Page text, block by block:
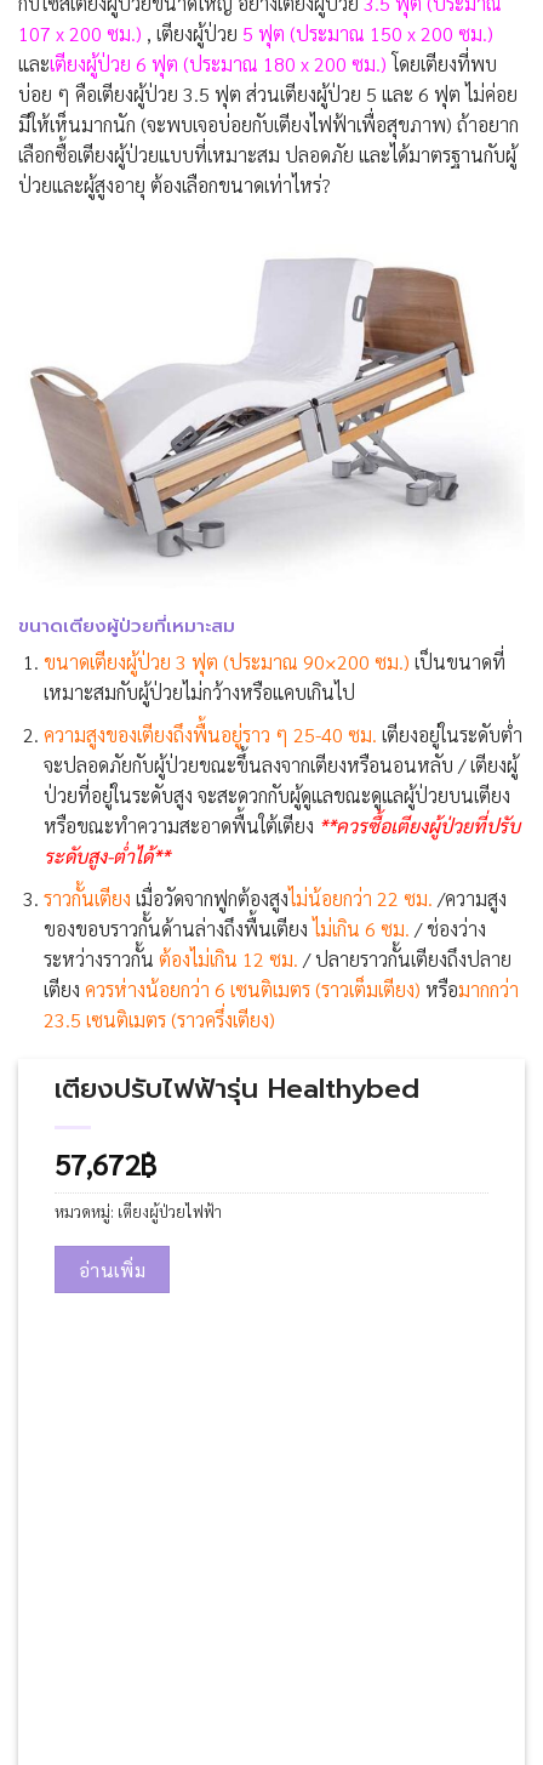
107 x 200 ซม.) , เตียงผู้ป่วย 5 ฟุต (ประมาณ 150 x 200 ซม.)
และเตียงผู้ป่วย 6 ฟุต (ประมาณ 180 x 200 ซม.) โดยเตียงที่พบ
บ่อย ๆ คือเตียงผู้ป่วย 3.5 ฟุต ส่วนเตียงผู้ป่วย 5 และ 6 ฟุต ไม่ค่อย
มีให้เห็นมากนัก (จะพบเจอบ่อยกับเตียงไฟฟ้าเพื่อสุขภาพ) ถ้าอยาก
เลือกซื้อเตียงผู้ป่วยแบบที่เหมาะสม ปลอดภัย และได้มาตรฐานกับผู้
ป่วยและผู้สูงอายุ ต้องเลือกขนาดเท่าไหร่?
ขนาดเตียงผู้ป่วยที่เหมาะสม
ขนาดเตียงผู้ป่วย 3 ฟุต (ประมาณ 90×200 ซม.) เป็นขนาดที่
เหมาะสมกับผู้ป่วยไม่กว้างหรือแคบเกินไป
ความสูงของเตียงถึงพื้นอยู่ราว ๆ 25-40 ซม. เตียงอยู่ในระดับต่ำ
จะปลอดภัยกับผู้ป่วยขณะขึ้นลงจากเตียงหรือนอนหลับ / เตียงผู้
ป่วยที่อยู่ในระดับสูง จะสะดวกกับผู้ดูแลขณะดูแลผู้ป่วยบนเตียง
หรือขณะทำความสะอาดพื้นใต้เตียง **ควรซื้อเตียงผู้ป่วยที่ปรับ
ระดับสูง-ต่ำได้**
ราวกั้นเตียง เมื่อวัดจากฟูกต้องสูงไม่น้อยกว่า 22 ซม. /ความสูง
ของขอบราวกั้นด้านล่างถึงพื้นเตียงไม่เกิน 6 ซม. / ช่องว่าง
ระหว่างราวกั้น ต้องไม่เกิน 12 ซม. / ปลายราวกั้นเตียงถึงปลาย
เตียง ควรห่างน้อยกว่า 6 เซนติเมตร (ราวเต็มเตียง) หรือมากกว่า
23.5 เซนติเมตร (ราวครึ่งเตียง)
เตียงปรับไฟฟ้ารุ่น Healthybed
57,672฿
หมวดหมู่: เตียงผู้ป่วยไฟฟ้า
อ่านเพิ่ม